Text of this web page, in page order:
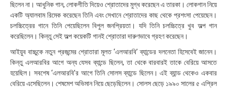
ছিলেন না। আধুনিক গান, লোকগীতি দিয়েও শ্রোতাদের মুগ্ধ করেছেন এ তারকা। লোকগান নিয়ে
একটি অ্যালবাম রিমেক করেছেন তিনি এবং সেখানে শ্রোতাদের কাছ থেকে প্রশংসা পেয়েছেন।
চলচ্চিত্রের গানে তিনি পেয়েছিলেন বিপুল জনপ্রিয়তা। যদি তিনি চলচ্চিত্রে খুব অল্প গান
করেছিলেন। কিন্তু সেই অল্প কয়েকটি গানই শ্রোতারা দারুণভাবে গ্রহণ করেছেন।
আইয়ুব বাচ্চুকে নতুন প্রজন্মের শ্রোতারা মূলত ‘এলআরবি’ ব্যান্ডের দলনেতা হিসেবেই জানেন।
কিন্তু এলআরবির আগে অন্য যেসব ব্যান্ডে ছিলেন, তা থেকে বারবারই তাকে বেরিয়ে আসতে
হয়েছিল। সবশেষ ‘এলআরবি’র আগে তিনি সোলস ব্যান্ডে ছিলেন। এই ব্যান্ড থেকেও একবার
বেরিয়ে এসেছিলেন। শেষমেশ অভিমান নিয়ে ছেড়েছিলেন। সোলস ছেড়ে ১৯৯০ সালের ৫ এপ্রিল